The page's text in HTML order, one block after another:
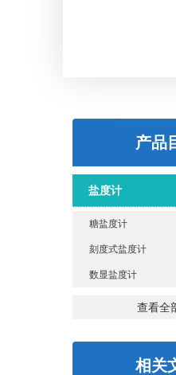
产品
盐度计
糖盐度计
刻度式盐度计
数显盐度计
查看全
相关